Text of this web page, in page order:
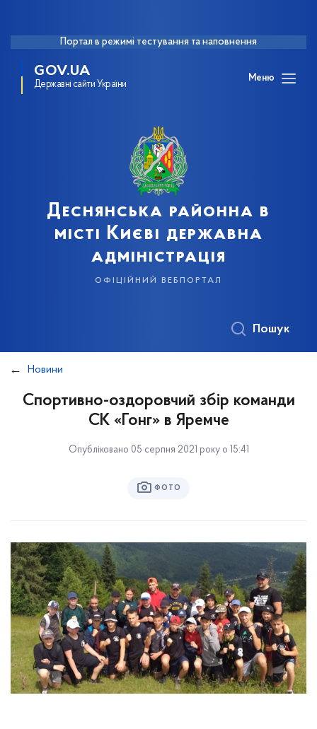
Портал в режимі тестування та наповнення
GOV.UA
Державні сайти України
Меню
Деснянська районна в
місті Києві державна
адміністрація
офіційний вебпортал
Пошук
Новини
Спортивно-оздоровчий збір команди
СК «Гонг» в Яремче
Опубліковано 05 серпня 2021 року о 15:41
ФОТО